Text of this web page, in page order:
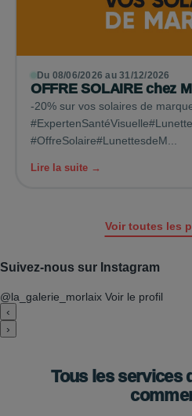
Du 08/06/2026 au 31/12/2026
OFFRE SOLAIRE chez
-20% sur vos solaires de
#OffreSolaire#LunettesdeM...
Lire la suite →
Voir toutes les
Suivez-nous sur Instagram
@la_galerie_morlaix Voir le profil
‹
›
Tous les services